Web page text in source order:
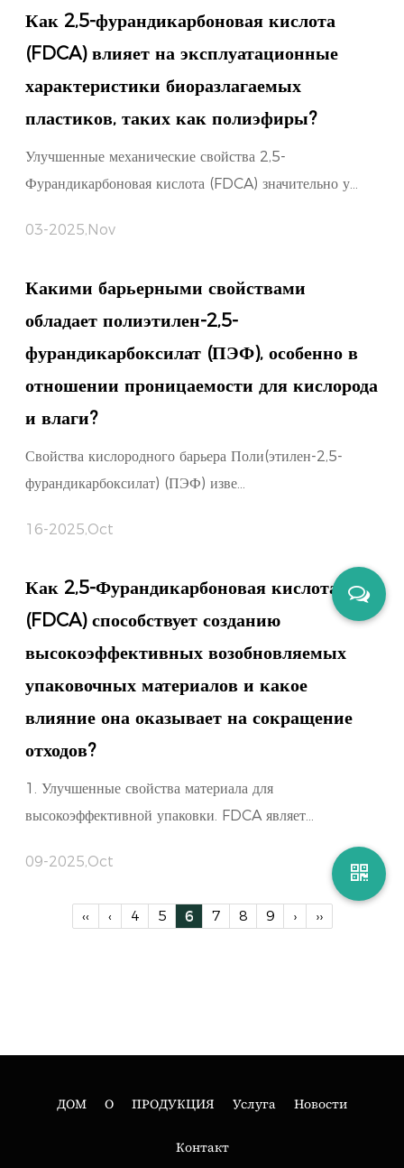
Как 2,5-фурандикарбоновая кислота
(FDCA) влияет на эксплуатационные
характеристики биоразлагаемых
пластиков, таких как полиэфиры?
Улучшенные механические свойства 2,5-
Фурандикарбоновая кислота (FDCA) значительно у...
03-2025,Nov
Какими барьерными свойствами
обладает полиэтилен-2,5-
фурандикарбоксилат (ПЭФ), особенно в
отношении проницаемости для кислорода
и влаги?
Свойства кислородного барьера Поли(этилен-2,5-
фурандикарбоксилат) (ПЭФ) изве...
16-2025,Oct
Как 2,5-Фурандикарбоновая кислота
(FDCA) способствует созданию
высокоэффективных возобновляемых
упаковочных материалов и какое
влияние она оказывает на сокращение
отходов?
1. Улучшенные свойства материала для
высокоэффективной упаковки. FDCA являет...
09-2025,Oct
‹‹ ‹ 4 5 6 7 8 9 › ››
ДОМ О ПРОДУКЦИЯ Услуга Новости
Контакт